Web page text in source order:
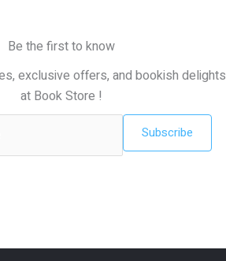
Be the first to know
exclusive offers, and bookish delights
at Book Store !
Subscribe